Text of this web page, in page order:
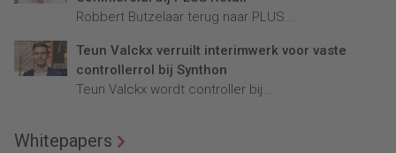
Robbert Butzelaar terug naar PLUS...
Teun Valckx verruilt interimwerk voor vaste
controllerrol bij Synthon
Teun Valckx wordt controller bij...
Whitepapers